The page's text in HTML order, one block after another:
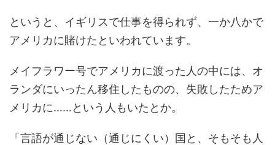
というと、イギリスで仕事を得られず、一か八かで
アメリカに賭けたといわれています。
メイフラワー号でアメリカに渡った人の中には、オ
ランダにいったん移住したものの、失敗したためア
メリカに……という人もいたとか。
「言語が通じない（通じにくい）国と、そもそも人